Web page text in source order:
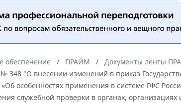
обеспечение ПРАЙМ Документы ленты
348 "О внесении изменений в приказ
особенностях применения в системе ГФС
служебной проверки в органах,